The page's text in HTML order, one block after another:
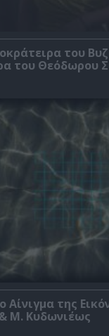
του
του Θεόδωρου
Αίνιγμα της
Μ. Κυδωνιέως